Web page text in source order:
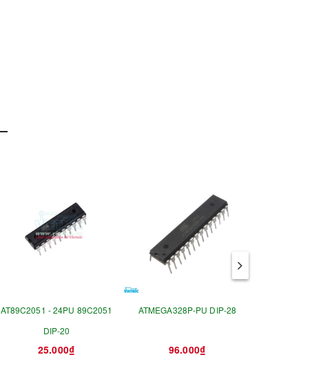
AT89C2051 - 24PU 89C2051
DIP-20
25.000₫
ATMEGA328P-PU DIP-28
96.000₫